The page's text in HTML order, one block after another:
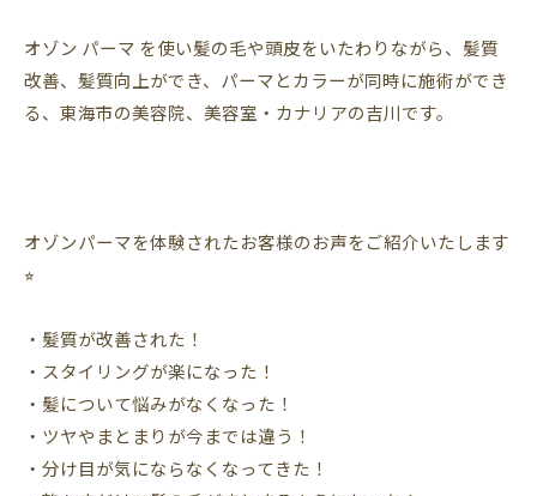
オゾン パーマ を使い髪の毛や頭皮をいたわりながら、髪質
改善、髪質向上ができ、パーマとカラーが同時に施術ができ
る、東海市の美容院、美容室・カナリアの吉川です。
オゾンパーマを体験されたお客様のお声をご紹介いたします
⭐︎
・髪質が改善された！
・スタイリングが楽になった！
・髪について悩みがなくなった！
・ツヤやまとまりが今までは違う！
・分け目が気にならなくなってきた！